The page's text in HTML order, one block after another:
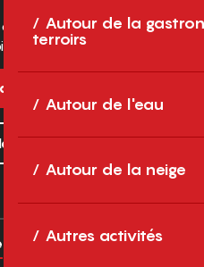
Autour de la
terroirs
Autour de l'eau
Autour de la neige
Autres activités
Pyrénées
Cedex
newsletter
Europe